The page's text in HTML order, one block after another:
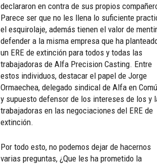
declararon en contra de sus propios
Parece ser que no les llena lo suficiente
el esquirolaje, además tienen el valor de
defender a la misma empresa que ha
un ERE de extinción para todos y todas las
trabajadoras de Alfa Precision Casting. Entre
estos individuos, destacar el papel de Jorge
Ormaechea, delegado sindical de Alfa en
y supuesto defensor de los intereses de los y
trabajadoras en las negociaciones del ERE de
extinción.
Por todo esto, no podemos dejar de hacernos
varias preguntas, ¿Que les ha prometido la